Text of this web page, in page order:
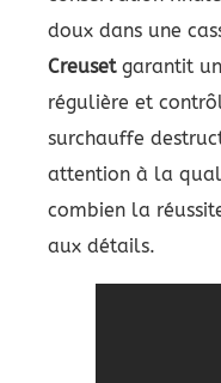
doux dans une
Creusetgarantit
régulière et
surchauffe
attention à la
combien la
aux détails.